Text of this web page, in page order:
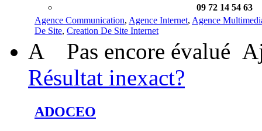
09 72 14 54 63
Agence Communication, Agence Internet, Agence
De Site, Creation De Site Internet
A Pas encore évalué
Résultat inexact?
ADOCEO